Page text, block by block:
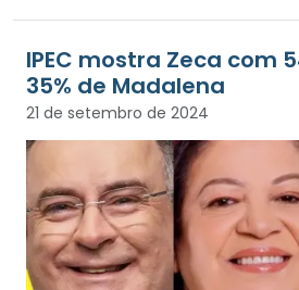
IPEC mostra Zeca com
35% de Madalena
21 de setembro de 2024